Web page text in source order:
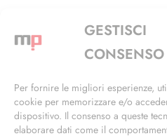
GESTISCI
CONSENSO
Per fornire le migliori esperienze,
cookie per memorizzare e/o
dispositivo. Il consenso a queste
elaborare dati come il
Via Alfieri, 27 - Trezzano
+39 02 4846 3155
info@masterphil.it